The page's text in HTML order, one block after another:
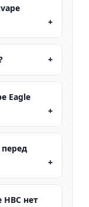
Eagle
HBC нет